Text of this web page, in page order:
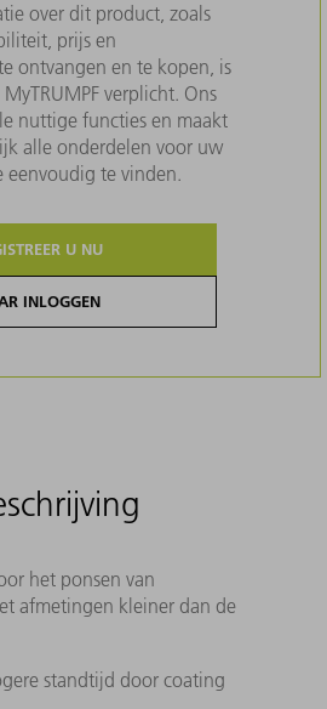
over dit product, zoals
prijs en
ontvangen en te kopen, is
verplicht. Ons
nuttige functies en maakt
alle onderdelen voor uw
eenvoudig te vinden.
U NU
INLOGGEN
het ponsen van
afmetingen kleiner dan de
standtijd door coating